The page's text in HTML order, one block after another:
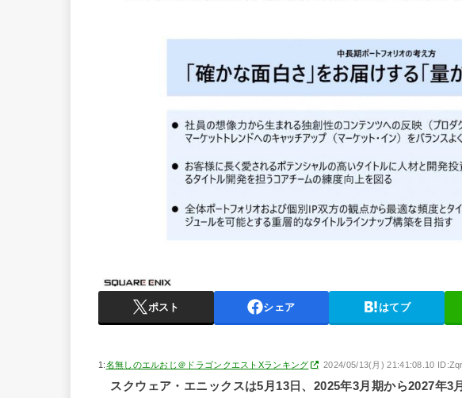
ポスト シェア はてブ
1:名無しのエルおじ＠ドラゴンクエストXランキング 2024/05/13(月) 21:41:08.10
スクウェア・エニックスは5月13日、2025年3月期から2027年3